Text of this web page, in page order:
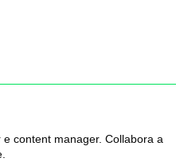
content manager. Collabora a